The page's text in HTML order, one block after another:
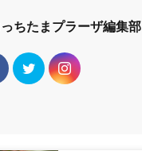
ちたまプラーザ編集部